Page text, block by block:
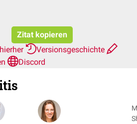
Zitat kopieren
Versionsgeschichte
Discord